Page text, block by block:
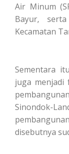
Air Minum
Bayur,
Kecamatan
Sementara
juga menjadi
Sinondok-
disebutnya